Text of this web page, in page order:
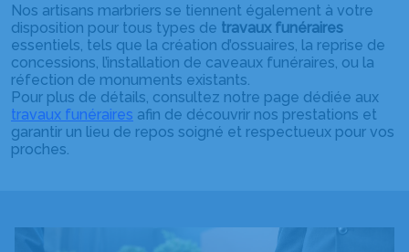
Nos artisans marbriers se tiennent également à votre
disposition pour tous types de travaux funéraires
essentiels, tels que la création d’ossuaires, la reprise de
concessions, l’installation de caveaux funéraires, ou la
réfection de monuments existants.
Pour plus de détails, consultez notre page dédiée aux
travaux funéraires afin de découvrir nos prestations et
garantir un lieu de repos soigné et respectueux pour vos
proches.